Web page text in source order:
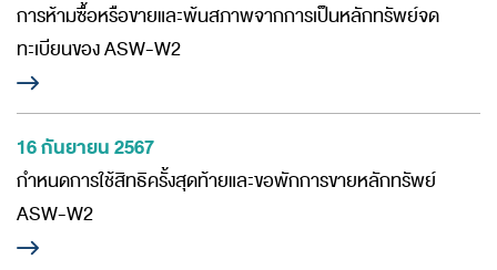
การห้ามซื้อหรือขายและพ้นสภาพจากการเป็นหลักทรัพย์จด
ทะเบียนของ ASW-W2
16 กันยายน 2567
กำหนดการใช้สิทธิครั้งสุดท้ายและขอพักการขายหลักทรัพย์
ASW-W2